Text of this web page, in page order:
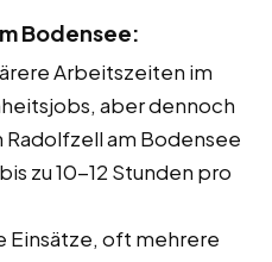
Bodensee:
Arbeitszeiten im
aber dennoch
am Bodensee
zu 10-12 Stunden pro
Einsätze, oft mehrere